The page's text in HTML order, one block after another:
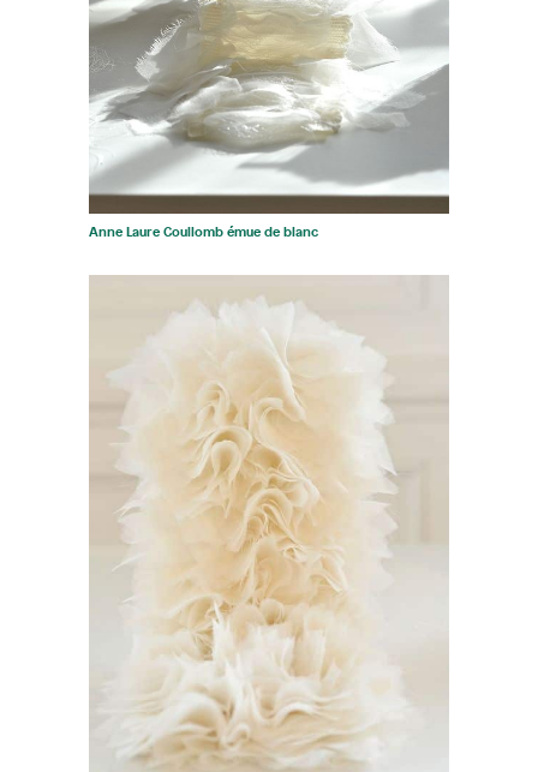
Anne Laure Coullomb émue de blanc